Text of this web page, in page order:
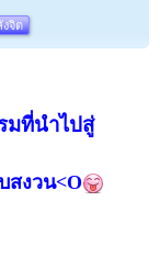
จิต
มที่นำไปสู่
งวน<O